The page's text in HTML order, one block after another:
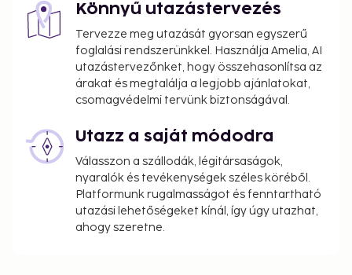
Airport shuttle fee: EUR 49 per person
(roundtrip)
Airport shuttle fee per child: EUR 49 (roundtrip),
(up to 17 years old)
Late check-in fee: EUR 30 for check-in between
9:00 PM and 1:00 AM
The above list may not be comprehensive. Fees and
deposits may not include tax and are subject to
Only registered guests are allowed in the
guestrooms.
Könnyű utazástervezés
Tervezze meg utazását gyorsan egyszerű
foglalási rendszerünkkel. Használja Amelia, AI
utazástervezőnket, hogy összehasonlítsa az
árakat és megtalálja a legjobb ajánlatokat,
csomagvédelmi tervünk biztonságával.
Utazz a saját módodra
Válasszon a szállodák, légitársaságok,
nyaralók és tevékenységek széles köréből.
Platformunk rugalmasságot és fenntartható
utazási lehetőségeket kínál, így úgy utazhat,
ahogy szeretne.